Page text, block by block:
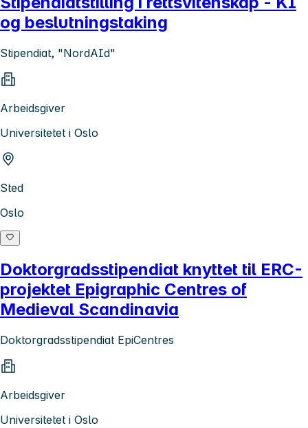
og beslutningstaking
Stipendiat, "NordAId"
Arbeidsgiver
Universitetet i Oslo
Sted
Oslo
Doktorgradsstipendiat knyttet til ERC-
projektet Epigraphic Centres of
Medieval Scandinavia
Doktorgradsstipendiat EpiCentres
Arbeidsgiver
Universitetet i Oslo